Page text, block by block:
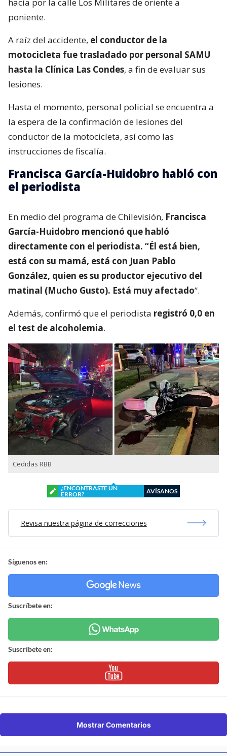
particular marca Mazda, conducido por el
de Córdova en dirección al sur,habría colisionado
con el conductor de una motocicleta, quien lo
hacía por la calle Los Militares de oriente a
poniente.
A raíz del accidente,el conductor de la
motocicleta fue trasladado por personal SAMU
hasta la Clínica Las Condes , a fin de evaluar sus
lesiones.
Hasta el momento, personal policial se encuentra a
la espera de la confirmación de lesiones del
instrucciones de fiscalía.
Francisca García-Huidobro habló con
el periodista
En medio del programa de Chilevisión,Francisca
directamente con el periodista. “Él está bien,
está con su mamá, está con Juan Pablo
González, quien es su productor ejecutivo del
matinal (Mucho Gusto). Está muy afectado”.
Además, confirmó que el periodistaregistró 0,0 en
el test de alcoholemia.
Cedidas RBB
Revisa nuestra página de correcciones